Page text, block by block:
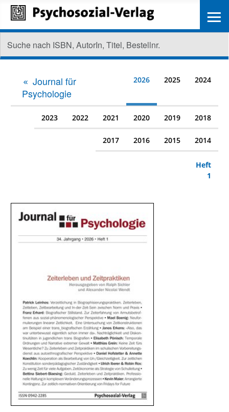
Journal für
Psychologie
2026 2025 2024
2023 2022 2021 2020 2019 2018
2017 2016 2015 2014
Heft
1
≡